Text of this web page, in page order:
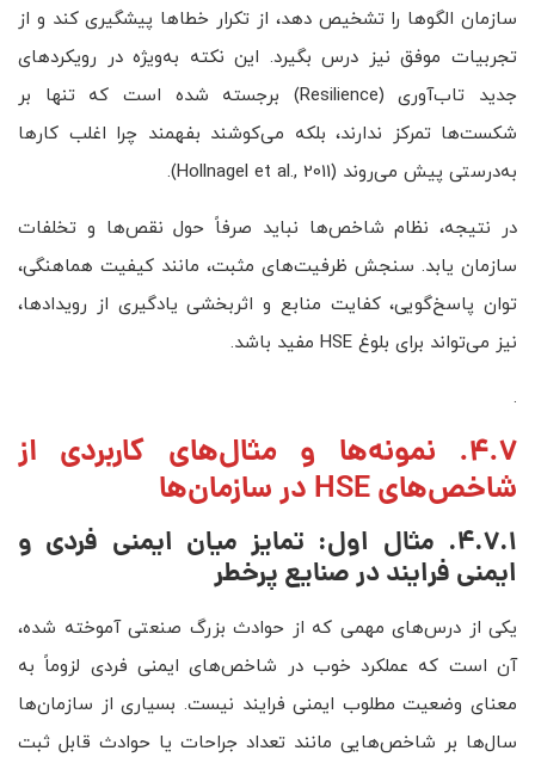
سازمان الگوها را تشخیص دهد، از تکرار خطاها پیشگیری کند و از
تجربیات موفق نیز درس بگیرد. این نکته به‌ویژه در رویکردهای
جدید تاب‌آوری (Resilience) برجسته شده است که تنها بر
شکست‌ها تمرکز ندارند، بلکه می‌کوشند بفهمند چرا اغلب کارها
به‌درستی پیش می‌روند (Hollnagel et al., 2011).
در نتیجه، نظام شاخص‌ها نباید صرفاً حول نقص‌ها و تخلفات
سازمان یابد. سنجش ظرفیت‌های مثبت، مانند کیفیت هماهنگی،
توان پاسخ‌گویی، کفایت منابع و اثربخشی یادگیری از رویدادها،
نیز می‌تواند برای بلوغ HSE مفید باشد.
.
4.7. نمونه‌ها و مثال‌های کاربردی از
شاخص‌های HSE در سازمان‌ها
4.7.1. مثال اول: تمایز میان ایمنی فردی و
ایمنی فرایند در صنایع پرخطر
یکی از درس‌های مهمی که از حوادث بزرگ صنعتی آموخته شده،
آن است که عملکرد خوب در شاخص‌های ایمنی فردی لزوماً به
معنای وضعیت مطلوب ایمنی فرایند نیست. بسیاری از سازمان‌ها
سال‌ها بر شاخص‌هایی مانند تعداد جراحات یا حوادث قابل ثبت